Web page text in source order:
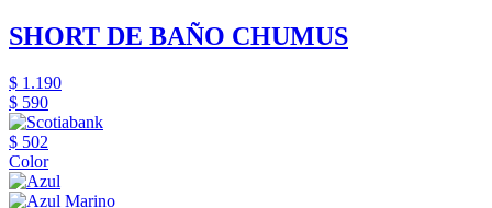
SHORT DE BAÑO CHUMUS
$ 1.190
$ 590
$ 502
Color